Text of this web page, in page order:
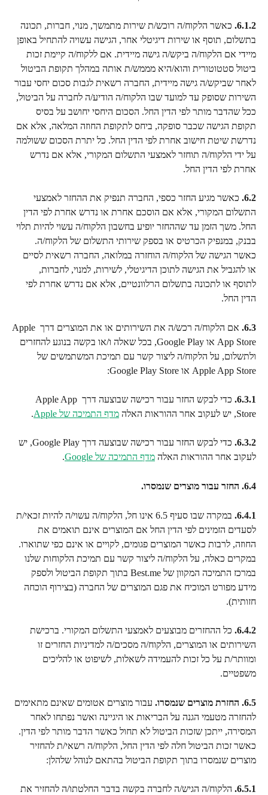
6.1.2. כאשר הלקוח/ה רוכש/ת שירות מתמשך, מנוי, חברות, תכונה
בתשלום, תוסף או שירות דיגיטלי אחר, הגישה עשויה להתחיל באופן
מיידי אם הלקוח/ה ביקש/ה גישה מיידית. אם ללקוח/ה קיימת זכות
ביטול סטטוטורית והוא/היא מממש/ת אותה במהלך תקופת הביטול
לאחר שביקש/ה גישה מיידית, החברה רשאית לגבות סכום יחסי עבור
השירות שסופק עד למועד שבו הלקוח/ה הודיע/ה לחברה על הביטול,
ככל שהדבר מותר לפי הדין החל. הסכום היחסי יחושב על בסיס
תקופת הגישה שכבר סופקה, ביחס לתקופת החוזה המלאה, אלא אם
נדרשת שיטת חישוב אחרת לפי הדין החל. כל יתרת הסכום ששולמה
על ידי הלקוח/ה תוחזר לאמצעי התשלום המקורי, אלא אם נדרש
אחרת לפי הדין החל.
6.2. כאשר מגיע החזר כספי, החברה תנפיק את ההחזר לאמצעי
התשלום המקורי, אלא אם הוסכם אחרת או נדרש אחרת לפי הדין
החל. משך הזמן עד שההחזר יופיע בחשבון הלקוח/ה עשוי להיות תלוי
בבנק, במנפיק הכרטיס או בספק שירותי התשלום של הלקוח/ה.
כאשר הגישה של הלקוח/ה הוחזרה במלואה, החברה רשאית לסיים
או להגביל את הגישה לתוכן הדיגיטלי, לשירות, למנוי, לחברות,
לתוסף או לתכונה בתשלום הרלוונטיים, אלא אם נדרש אחרת לפי
הדין החל.
6.3.
אם הלקוח/ה רכש/ה את השירותים או את המוצרים דרך Apple
App Store או Google Play, בכל שאלה ו/או בקשה בנוגע להחזרים
ולתשלום, על הלקוח/ה ליצור קשר עם תמיכת המשתמשים של
Apple App Store או Google Play Store:
6.3.1.
כדי לבקש החזר עבור רכישה שבוצעה דרך Apple App
Store, יש לעקוב אחר ההוראות האלה
מדף התמיכה של Apple .
6.3.2.
כדי לבקש החזר עבור רכישה שבוצעה דרך Google Play, יש
לעקוב אחר ההוראות האלה מדף התמיכה של Google .
6.4. החזר עבור מוצרים שנמסרו.
6.4.1.
במקרה שבו סעיף 6.5 אינו חל, הלקוח/ה עשוי/ה להיות זכאי/ת
לסעדים הזמינים לפי הדין החל אם המוצרים אינם תואמים את
החוזה, לרבות כאשר המוצרים פגומים, לקויים או אינם כפי שתוארו.
במקרים כאלה, על הלקוח/ה ליצור קשר עם תמיכת הלקוחות שלנו
במרכז התמיכה המקוון של Best.me בתוך תקופת הביטול ולספק
מידע מפורט המוכיח את פגם המוצרים של החברה (בצירוף הוכחה
חזותית).
6.4.2. כל ההחזרים מבוצעים לאמצעי התשלום המקורי. ברכישת
השירותים או המוצרים, הלקוח/ה מסכים/ה למדיניות החזרים זו
ומוותר/ת על כל זכות להעמידה לשאלות, לשיפוט או להליכים
משפטיים.
6.5. החזרת מוצרים שנמסרו.
עבור מוצרים אטומים שאינם מתאימים
להחזרה מטעמי הגנה על הבריאות או היגיינה ואשר נפתחו לאחר
המסירה, ייתכן שזכות הביטול לא תחול כאשר הדבר מותר לפי הדין.
כאשר זכות הביטול חלה לפי הדין החל, הלקוח/ה רשאי/ת להחזיר
מוצרים שנמסרו בתוך תקופת הביטול בהתאם לנוהל שלהלן:
6.5.1. הלקוח/ה הגיש/ה לחברה בקשה בדבר החלטתו/ה להחזיר את